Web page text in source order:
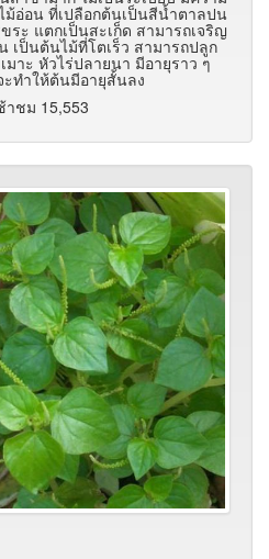
ม้อ่อน ที่เปลือกต้นเป็นสีน้ำตาลปน
ระ แตกเป็นสะเก็ด สามารถเจริญ
เป็นต้นไม้ที่โตเร็ว สามารถปลูก
าะ หัวไร่ปลายนา มีอายุราว ๆ
ะทำให้ต้นมีอายุสั้นลง
าชม 15,553